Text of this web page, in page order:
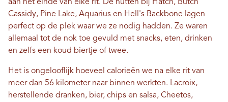
aan het einde van elke rit. De hutten bij Hatch, Butch
Cassidy, Pine Lake, Aquarius en Hell's Backbone lagen
perfect op de plek waar we ze nodig hadden. Ze waren
allemaal tot de nok toe gevuld met snacks, eten, drinken
en zelfs een koud biertje of twee.
Het is ongelooflijk hoeveel calorieën we na elke rit van
meer dan 56 kilometer naar binnen werkten. Lacroix,
herstellende dranken, bier, chips en salsa, Cheetos,